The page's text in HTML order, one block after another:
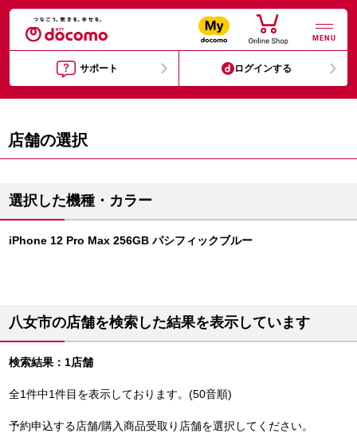
MENU
サポート ログインする
店舗の選択
選択した機種・カラー
iPhone 12 Pro Max 256GB パシフィックブルー
八女市の店舗を検索した結果を表示しています
検索結果：1店舗
全1件中1件目を表示しております。(50音順)
予約申込する店舗/購入商品受取り店舗を選択してください。